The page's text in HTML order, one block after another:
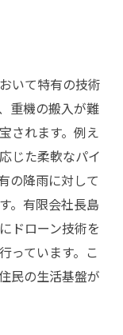
いて特有の技術
重機の搬入が難
されます。例え
じた柔軟なパイ
の降雨に対して
。有限会社長島
ドローン技術を
っています。こ
民の生活基盤が